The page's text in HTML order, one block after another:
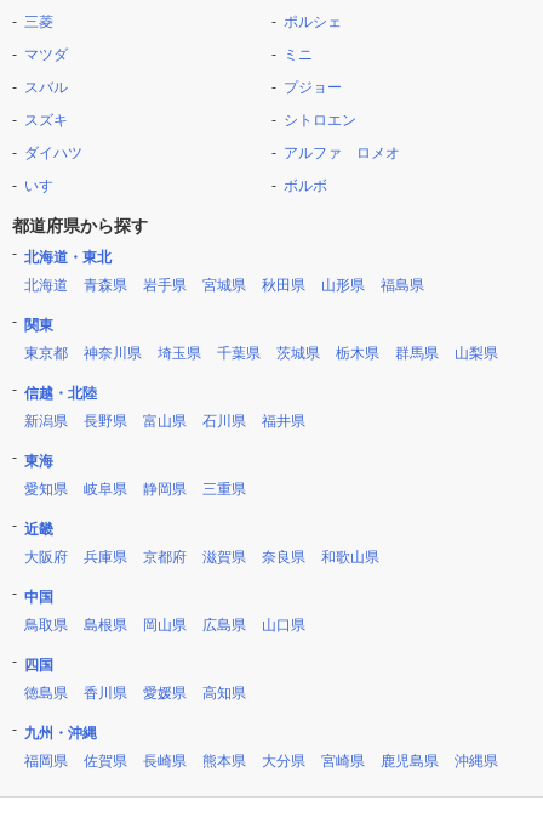
三菱
マツダ
スバル
スズキ
ダイハツ
いすゞ
ポルシェ
ミニ
プジョー
シトロエン
アルファ ロメオ
ボルボ
都道府県から探す
北海道・東北
北海道
青森県 岩手県 宮城県 秋田県 山形県 福島県
関東
東京都
神奈川県 埼玉県 千葉県 茨城県 栃木県 群馬県 山梨県
信越・北陸
新潟県
長野県 富山県 石川県 福井県
東海
愛知県
岐阜県 静岡県 三重県
近畿
大阪府
兵庫県 京都府 滋賀県 奈良県 和歌山県
中国
鳥取県
島根県 岡山県 広島県 山口県
四国
徳島県
香川県 愛媛県 高知県
九州・沖縄
福岡県
佐賀県 長崎県 熊本県 大分県 宮崎県 鹿児島県 沖縄県